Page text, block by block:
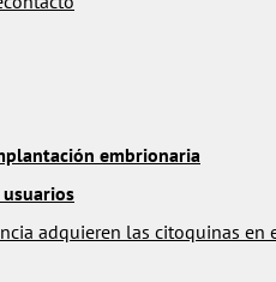
embrionaria
adquieren las citoquinas